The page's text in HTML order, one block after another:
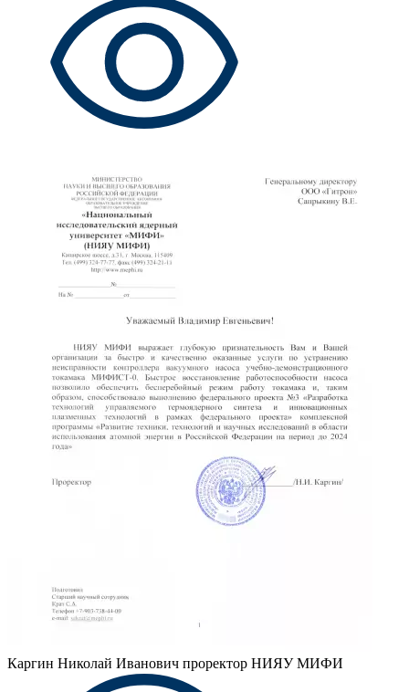
Каргин Николай Иванович проректор НИЯУ МИФИ